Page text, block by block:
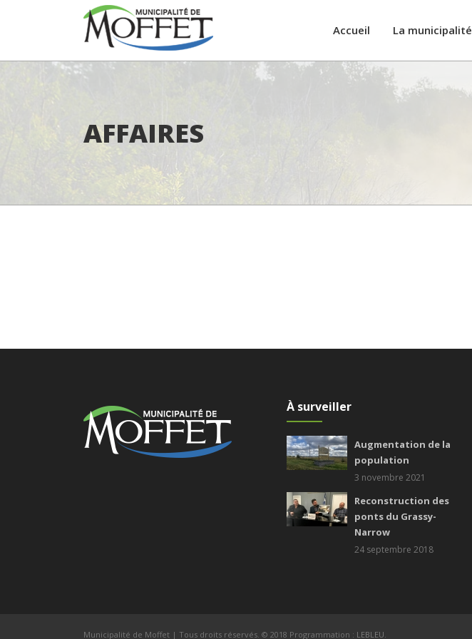
Accueil La municipalité
AFFAIRES
À surveiller
Augmentation de la
population
3 novembre 2021
Reconstruction des
ponts du Grassy-
Narrow
24 septembre 2018
Municipalité de Moffet | Tous droits réservés. © 2018 Programmation : LEBLEU.